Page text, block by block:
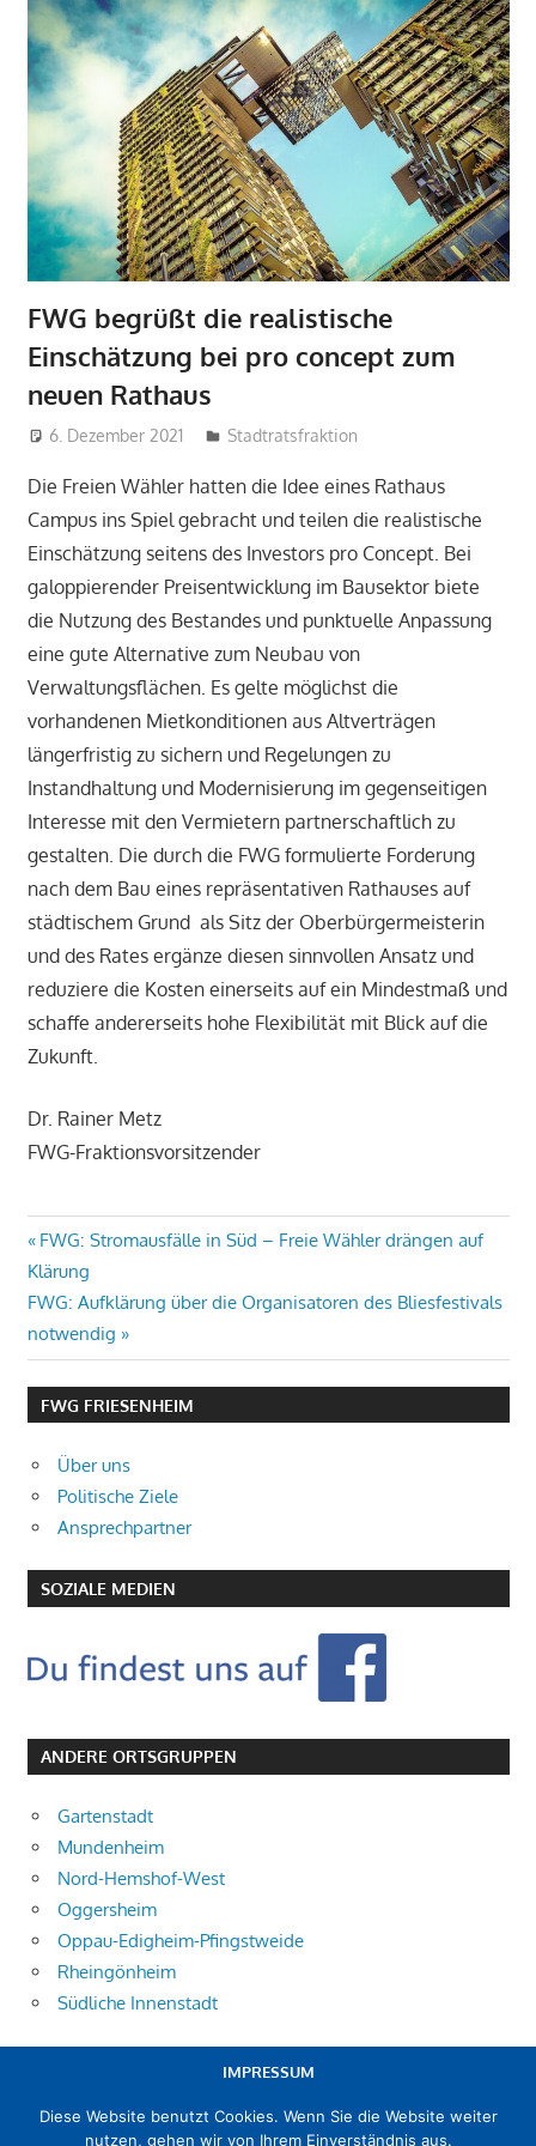
FWG begrüßt die realistische
Einschätzung bei pro concept zum
neuen Rathaus
6. Dezember 2021 admin
Stadtratsfraktion
Die Freien Wähler hatten die Idee eines Rathaus
Campus ‎ins Spiel gebracht und teilen die realistische
Einschätzung seitens des Investors pro Concept. Bei
galoppierender Preisentwicklung im Bausektor biete
die Nutzung des Bestandes und punktuelle Anpassung
eine gute Alternative zum Neubau von
Verwaltungsflächen. Es gelte möglichst die
vorhandenen Mietkonditionen aus Altverträgen
längerfristig zu sichern und Regelungen zu
Instandhaltung und Modernisierung im gegenseitigen
Interesse mit den Vermietern partnerschaftlich zu
gestalten. Die durch die FWG formulierte Forderung
nach dem Bau eines repräsentativen Rathauses auf
städtischem Grund als Sitz der Oberbürgermeisterin
und des Rates ergänze diesen sinnvollen Ansatz und
reduziere die Kosten einerseits auf ein Mindestmaß und
schaffe andererseits hohe Flexibilität mit Blick auf die
Zukunft.
Dr. Rainer Metz
FWG-Fraktionsvorsitzender
Beitragsnavigation
Vorheriger
Beitrag:
FWG: Stromausfälle in Süd – Freie Wähler drängen auf
Klärung
Nächster
Beitrag:
FWG: Aufklärung über die Organisatoren des Bliesfestivals
notwendig
FWG FRIESENHEIM
Über uns
Politische Ziele
Ansprechpartner
SOZIALE MEDIEN
ANDERE ORTSGRUPPEN
Gartenstadt
Mundenheim
Nord-Hemshof-West
Oggersheim
Oppau-Edigheim-Pfingstweide
Rheingönheim
Südliche Innenstadt
IMPRESSUM
DATENSCHUTZERKLÄRUNG
Diese Website benutzt Cookies. Wenn Sie die Website weiter
nutzen, gehen wir von Ihrem Einverständnis aus.